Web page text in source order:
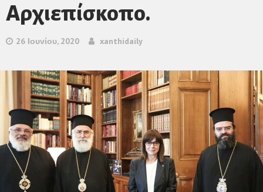
Αρχιεπίσκοπο.
26 Ιουνίου, 2020 xanthidaily